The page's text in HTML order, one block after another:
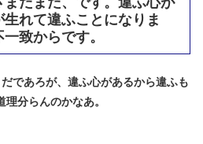
れて違ふことになりま
致からです。
であろが、違ふ心があるから違ふも
分らんのかなあ。